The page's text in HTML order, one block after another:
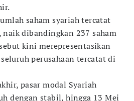
saham syariah tercatat
dibandingkan 237 saham
kini merepresentasikan
perusahaan tercatat di
pasar modal Syariah
dengan stabil, hingga 13 Mei